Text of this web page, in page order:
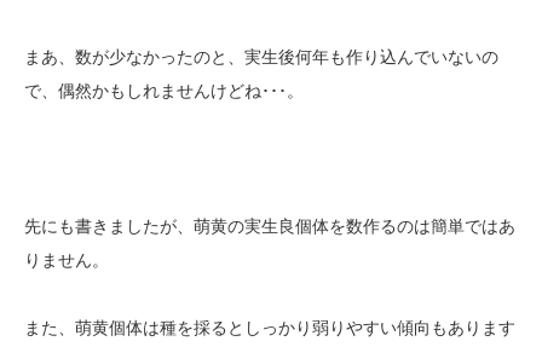
まあ、数が少なかったのと、実生後何年も作り込んでいないの
で、偶然かもしれませんけどね･･･。
先にも書きましたが、萌黄の実生良個体を数作るのは簡単ではあ
りません。
また、萌黄個体は種を採るとしっかり弱りやすい傾向もあります